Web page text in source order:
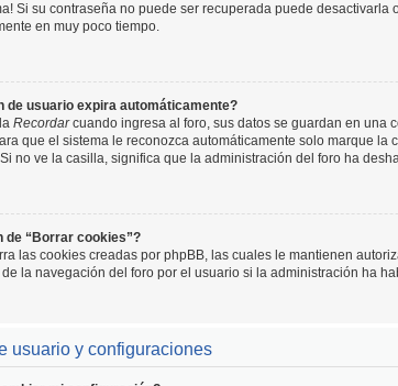
Si su contraseña no puede ser recuperada puede
en muy poco tiempo.
de usuario expira automáticamente?
Recordarcuando ingresa al foro, sus datos se guardan en una
que el sistema le reconozca automáticamente solo marque
no ve la casilla, significa que la administración del foro ha
de “Borrar cookies”?
las cookies creadas por phpBB, las cuales le mantienen
la navegación del foro por el usuario si la administración ha
usuario y configuraciones